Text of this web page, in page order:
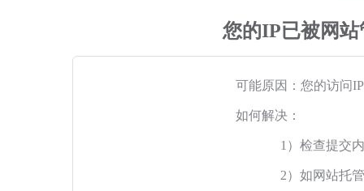
您的IP已被网
可能原因：您的访问
如何解决：
1）检查提交
2）如网站托